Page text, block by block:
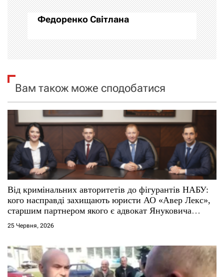
ц
і
я
з
а
и
с
і
в
Федоренко Світлана
Вам також може сподобатися
Від кримінальних авторитетів до фігурантів НАБУ:
кого насправді захищають юристи АО «Авер Лекс»,
старшим партнером якого є адвокат Януковича
Віталій Сердюк
25 Червня, 2026